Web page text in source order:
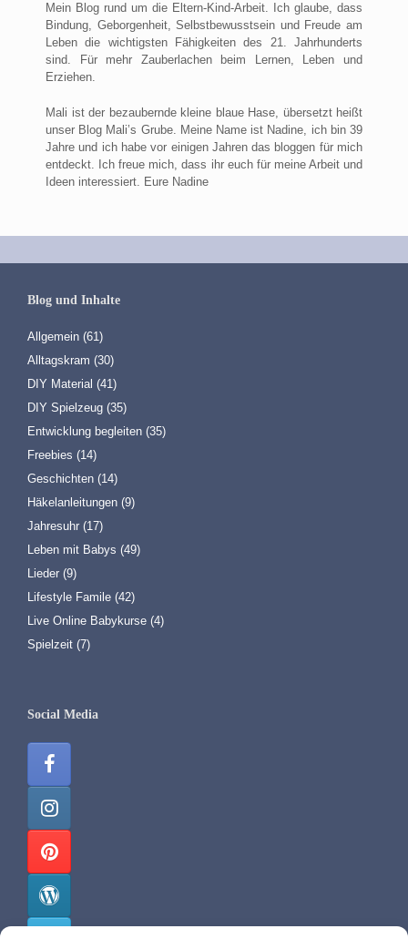
Mein Blog rund um die Eltern-Kind-Arbeit. Ich glaube, dass
Bindung, Geborgenheit, Selbstbewusstsein und Freude am
Leben die wichtigsten Fähigkeiten des 21. Jahrhunderts
sind. Für mehr Zauberlachen beim Lernen, Leben und
Erziehen.
Mali ist der bezaubernde kleine blaue Hase, übersetzt heißt
unser Blog Mali’s Grube. Meine Name ist Nadine, ich bin 39
Jahre und ich habe vor einigen Jahren das bloggen für mich
entdeckt. Ich freue mich, dass ihr euch für meine Arbeit und
Ideen interessiert. Eure Nadine
Blog und Inhalte
Allgemein (61)
Alltagskram (30)
DIY Material (41)
DIY Spielzeug (35)
Entwicklung begleiten (35)
Freebies (14)
Geschichten (14)
Häkelanleitungen (9)
Jahresuhr (17)
Leben mit Babys (49)
Lieder (9)
Lifestyle Famile (42)
Live Online Babykurse (4)
Spielzeit (7)
Social Media